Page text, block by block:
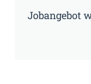
Jobangebot